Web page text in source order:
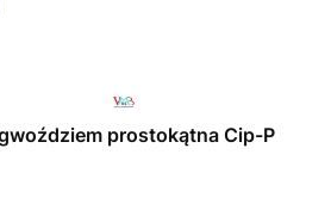
prostokątna Cip-P